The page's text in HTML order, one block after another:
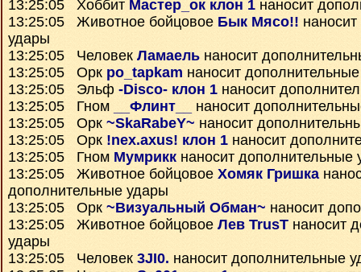
13:25:05 Хоббит Мастер_ок клон 1 наносит
13:25:05 Животное бойцовое Бык Мясо!!
удары
13:25:05 Человек Ламаель наносит
13:25:05 Орк po_tapkam наносит
13:25:05 Эльф -Disco- клон 1 наносит
13:25:05 Гном
__Флинт__
наносит
13:25:05 Орк ~SkaRabeY~ наносит
13:25:05 Орк !nex.axus! клон 1 наносит
13:25:05 Гном Мумрикк наносит дополнительные
13:25:05 Животное бойцовое Хомяк Гришка
дополнительные удары
13:25:05 Орк ~Визуальный Обман~ наносит
13:25:05 Животное бойцовое Лев TrusT наносит
удары
13:25:05 Человек 3JI0. наносит дополнительные